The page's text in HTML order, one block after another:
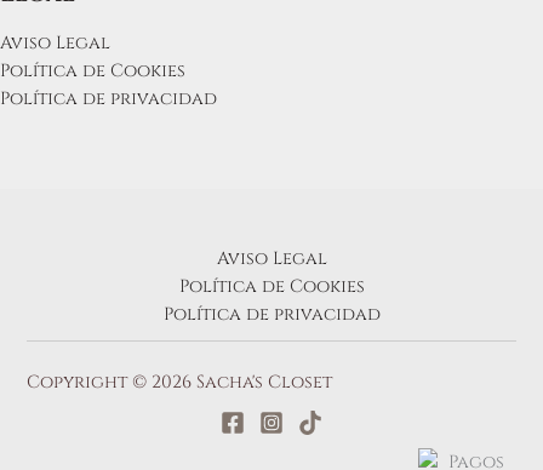
Aviso Legal
Política de Cookies
Política de privacidad
Aviso Legal
Política de Cookies
Política de privacidad
Copyright © 2026 Sacha's Closet